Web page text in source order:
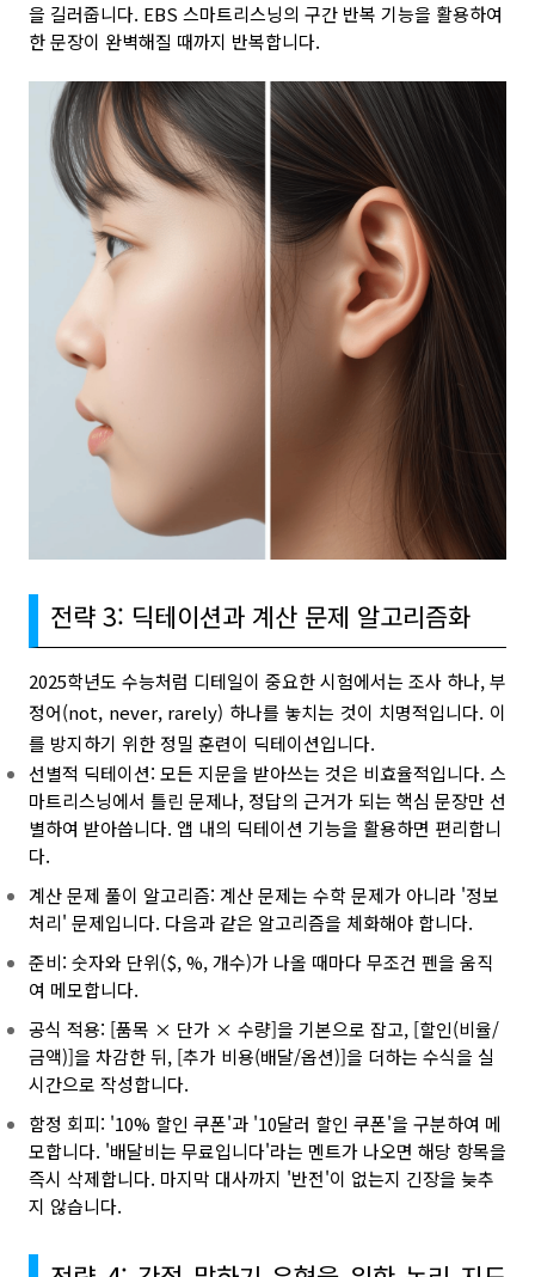
을 길러줍니다. EBS 스마트리스닝의 구간 반복 기능을 활용하여
한 문장이 완벽해질 때까지 반복합니다.
전략 3: 딕테이션과 계산 문제 알고리즘화
2025학년도 수능처럼 디테일이 중요한 시험에서는 조사 하나, 부
정어(not, never, rarely) 하나를 놓치는 것이 치명적입니다. 이
를 방지하기 위한 정밀 훈련이 딕테이션입니다.
선별적 딕테이션: 모든 지문을 받아쓰는 것은 비효율적입니다. 스
마트리스닝에서 틀린 문제나, 정답의 근거가 되는 핵심 문장만 선
별하여 받아씁니다. 앱 내의 딕테이션 기능을 활용하면 편리합니
다.
계산 문제 풀이 알고리즘: 계산 문제는 수학 문제가 아니라 '정보
처리' 문제입니다. 다음과 같은 알고리즘을 체화해야 합니다.
준비: 숫자와 단위($, %, 개수)가 나올 때마다 무조건 펜을 움직
여 메모합니다.
공식 적용: [품목 × 단가 × 수량]을 기본으로 잡고, [할인(비율/
금액)]을 차감한 뒤, [추가 비용(배달/옵션)]을 더하는 수식을 실
시간으로 작성합니다.
함정 회피: '10% 할인 쿠폰'과 '10달러 할인 쿠폰'을 구분하여 메
모합니다. '배달비는 무료입니다'라는 멘트가 나오면 해당 항목을
즉시 삭제합니다. 마지막 대사까지 '반전'이 없는지 긴장을 늦추
지 않습니다.